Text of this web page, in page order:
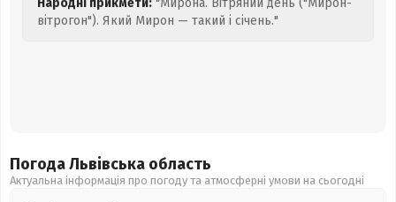
Народні прикмети: "Мирона. Вітряний день ("Мирон-
вітрогон"). Який Мирон — такий і січень."
Погода Львівська область
Актуальна інформація про погоду та атмосферні умови на сьогодні